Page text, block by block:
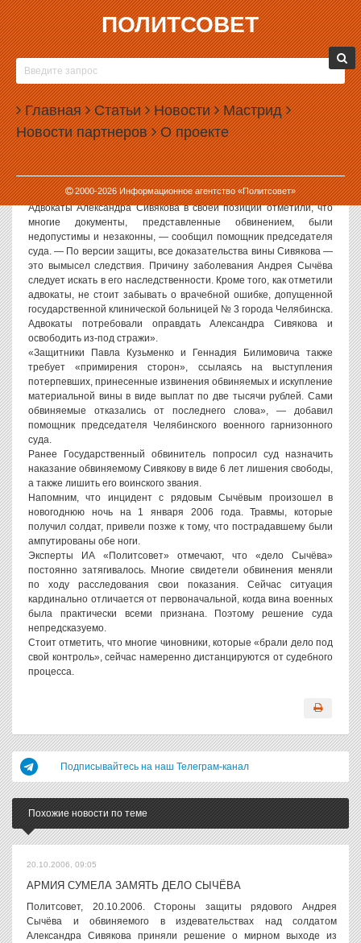
ПОЛИТСОВЕТ
Главная Статьи Новости Мастрид
Новости партнеров О проекте
2000-2026Информационное агентство «Политсовет»
20.09.2006, 11:05
ПРИГОВОР ПО «ДЕЛУ СЫЧЁВА» ОГЛАСЯТ 26
СЕНТЯБРЯ
Политсовет, 20.09.2006. Оглашение приговора по «делу Сычёва»
состоится 26 сентября, сообщил ИА «Политсовет» помощник
председателя Челябинского военного гарнизонного суда.
Накануне суд удалился в совещательную комнату для вынесения
решения.
«Вчера на судебном процессе закончились прения сторон.
Адвокаты Александра Сивякова в своей позиции отметили, что
многие документы, представленные обвинением, были
недопустимы и незаконны, — сообщил помощник председателя
суда. — По версии защиты, все доказательства вины Сивякова —
это вымысел следствия. Причину заболевания Андрея Сычёва
следует искать в его наследственности. Кроме того, как отметили
адвокаты, не стоит забывать о врачебной ошибке, допущенной
государственной клинической больницей № 3 города Челябинска.
Адвокаты потребовали оправдать Александра Сивякова и
освободить из-под стражи».
«Защитники Павла Кузьменко и Геннадия Билимовича также
требует «примирения сторон», ссылаясь на выступления
потерпевших, принесенные извинения обвиняемых и искупление
материальной вины в виде выплат по две тысячи рублей. Сами
обвиняемые отказались от последнего слова», — добавил
помощник председателя Челябинского военного гарнизонного
суда.
Ранее Государственный обвинитель попросил суд назначить
наказание обвиняемому Сивякову в виде 6 лет лишения свободы,
а также лишить его воинского звания.
Напомним, что инцидент с рядовым Сычёвым произошел в
новогоднюю ночь на 1 января 2006 года. Травмы, которые
получил солдат, привели позже к тому, что пострадавшему были
ампутированы обе ноги.
Эксперты ИА «Политсовет» отмечают, что «дело Сычёва»
постоянно затягивалось. Многие свидетели обвинения меняли
по ходу расследования свои показания. Сейчас ситуация
кардинально отличается от первоначальной, когда вина военных
была практически всеми признана. Поэтому решение суда
непредсказуемо.
Стоит отметить, что многие чиновники, которые «брали дело под
свой контроль», сейчас намеренно дистанцируются от судебного
процесса.
Подписывайтесь на наш Телеграм-канал
Похожие новости по теме
20.10.2006, 09:05
АРМИЯ СУМЕЛА ЗАМЯТЬ ДЕЛО СЫЧЁВА
Политсовет, 20.10.2006. Стороны защиты рядового Андрея
Сычёва и обвиняемого в издевательствах над солдатом
Александра Сивякова приняли решение о мирном выходе из